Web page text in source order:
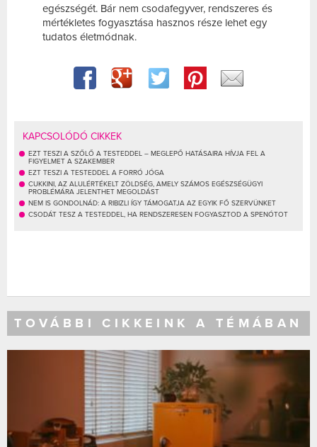
egészségét. Bár nem csodafegyver, rendszeres és
mértékletes fogyasztása hasznos része lehet egy
tudatos életmódnak.
KAPCSOLÓDÓ CIKKEK
EZT TESZI A SZŐLŐ A TESTEDDEL – MEGLEPŐ HATÁSAIRA HÍVJA FEL A
FIGYELMET A SZAKEMBER
EZT TESZI A TESTEDDEL A FORRÓ JÓGA
CUKKINI, AZ ALULÉRTÉKELT ZÖLDSÉG, AMELY SZÁMOS EGÉSZSÉGÜGYI
PROBLÉMÁRA JELENTHET MEGOLDÁST
NEM IS GONDOLNÁD: A RIBIZLI ÍGY TÁMOGATJA AZ EGYIK FŐ SZERVÜNKET
CSODÁT TESZ A TESTEDDEL, HA RENDSZERESEN FOGYASZTOD A SPENÓTOT
TOVÁBBI CIKKEINK A TÉMÁBAN